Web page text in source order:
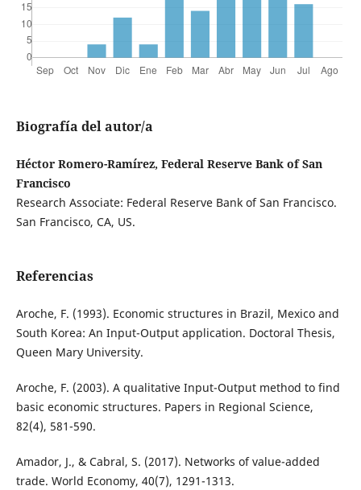
Biografía del autor/a
Héctor Romero-Ramírez, Federal Reserve Bank of San
Francisco
Research Associate: Federal Reserve Bank of San Francisco.
San Francisco, CA, US.
Referencias
Aroche, F. (1993). Economic structures in Brazil, Mexico and
South Korea: An Input-Output application. Doctoral Thesis,
Queen Mary University.
Aroche, F. (2003). A qualitative Input-Output method to find
basic economic structures. Papers in Regional Science,
82(4), 581-590.
Amador, J., & Cabral, S. (2017). Networks of value-added
trade. World Economy, 40(7), 1291-1313.